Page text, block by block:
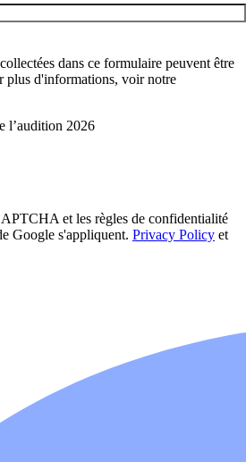
dans ce formulaire peuvent être
plus d'informations, voir notre
l’audition 2026
et les règles de confidentialité
Google s'appliquent. Privacy Policy et